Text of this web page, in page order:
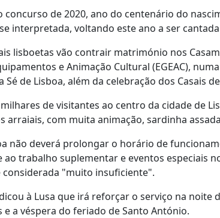
concurso de 2020, ano do centenário do
interpretada, voltando este ano a ser
lisboetas vão contrair matrimónio nos
e Animação Cultural (EGEAC),
de Lisboa, além da celebração dos Casais
de visitantes ao centro da cidade de
arraiais, com muita animação, sardinha
não deverá prolongar o horário de
ao trabalho suplementar e eventos especiais
considerada "muito insuficiente".
à Lusa que irá reforçar o serviço na
a véspera do feriado de Santo António.